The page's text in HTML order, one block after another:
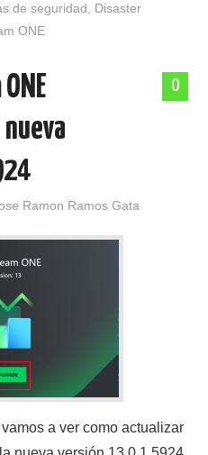
de seguridad
Disaster
ONE
0
Ramon Ramos Gata
a ver como actualizar